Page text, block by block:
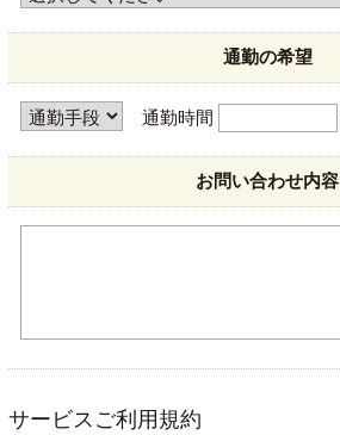
通勤の希望
通勤時間
お問い合わせ内容
サービスご利用規約